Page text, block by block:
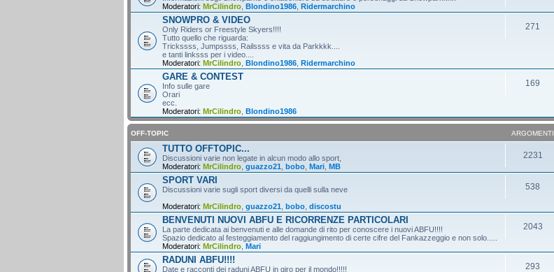
Moderatori: MrCilindro Blondino1986 Ridermarchino
SNOWPRO & VIDEO
Only Riders or Freestyle Skyers!!!!
Tutto quello che riguarda:
Trickssss, Jumpssss, Railssss e vita da Parkkkk....
e tanti linksss per i video....
Moderatori: MrCilindro Blondino1986 Ridermarchino
271
GARE & CONTEST
Info sulle gare
Orari
ecc.
Moderatori: MrCilindro Blondino1986
169
OFF-TOPIC ARGOMENTI
TUTTO OFFTOPIC...
Discussioni varie non legate in alcun modo allo sport,
Moderatori: MrCilindro guazzo21 bobo Mari MB
2231
SPORT VARI
Discussioni varie sugli sport diversi da quelli sulla neve
Moderatori: MrCilindro guazzo21 bobo discostu
538
BENVENUTI NUOVI ABFU E RICORRENZE PARTICOLARI
La parte dedicata ai benvenuti e alle domande di rito per conoscere i nuovi ABFU!!!!
Spazio dedicato al festeggiamento del raggiungimento di certe cifre del Fankazzeggio e non solo.....
Moderatori: MrCilindro Mari
2043
RADUNI ABFU!!!!
Date e racconti dei raduni ABFU in giro per il mondo!!!!!
293